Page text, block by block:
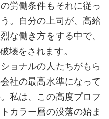
労働条件もそれに従っ
。自分の上司が、高給
な働き方をする中で、
壊をされます。
ョナルの人たちがもら
社の最高水準になって
私は、この高度プロフ
カラー層の没落の始ま